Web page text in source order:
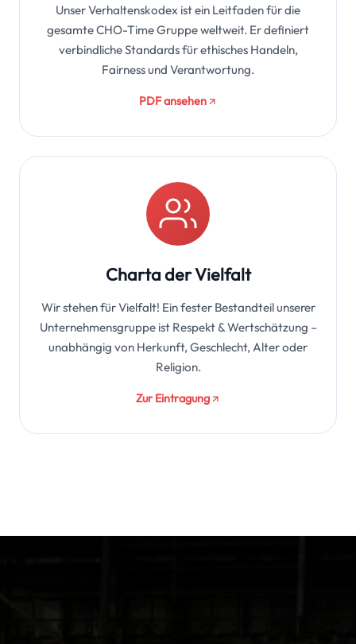
Unser Verhaltenskodex ist ein Leitfaden für die
gesamte CHO-Time Gruppe weltweit. Er definiert
verbindliche Standards für ethisches Handeln,
Fairness und Verantwortung.
PDF ansehen
Charta der Vielfalt
Wir stehen für Vielfalt! Ein fester Bestandteil unserer
Unternehmensgruppe ist Respekt & Wertschätzung –
unabhängig von Herkunft, Geschlecht, Alter oder
Religion.
Zur Eintragung